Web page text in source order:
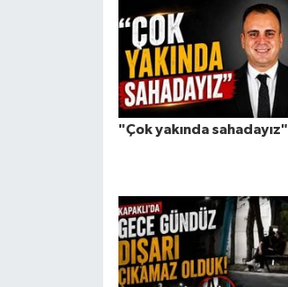
"Çok yakında sahadayız"